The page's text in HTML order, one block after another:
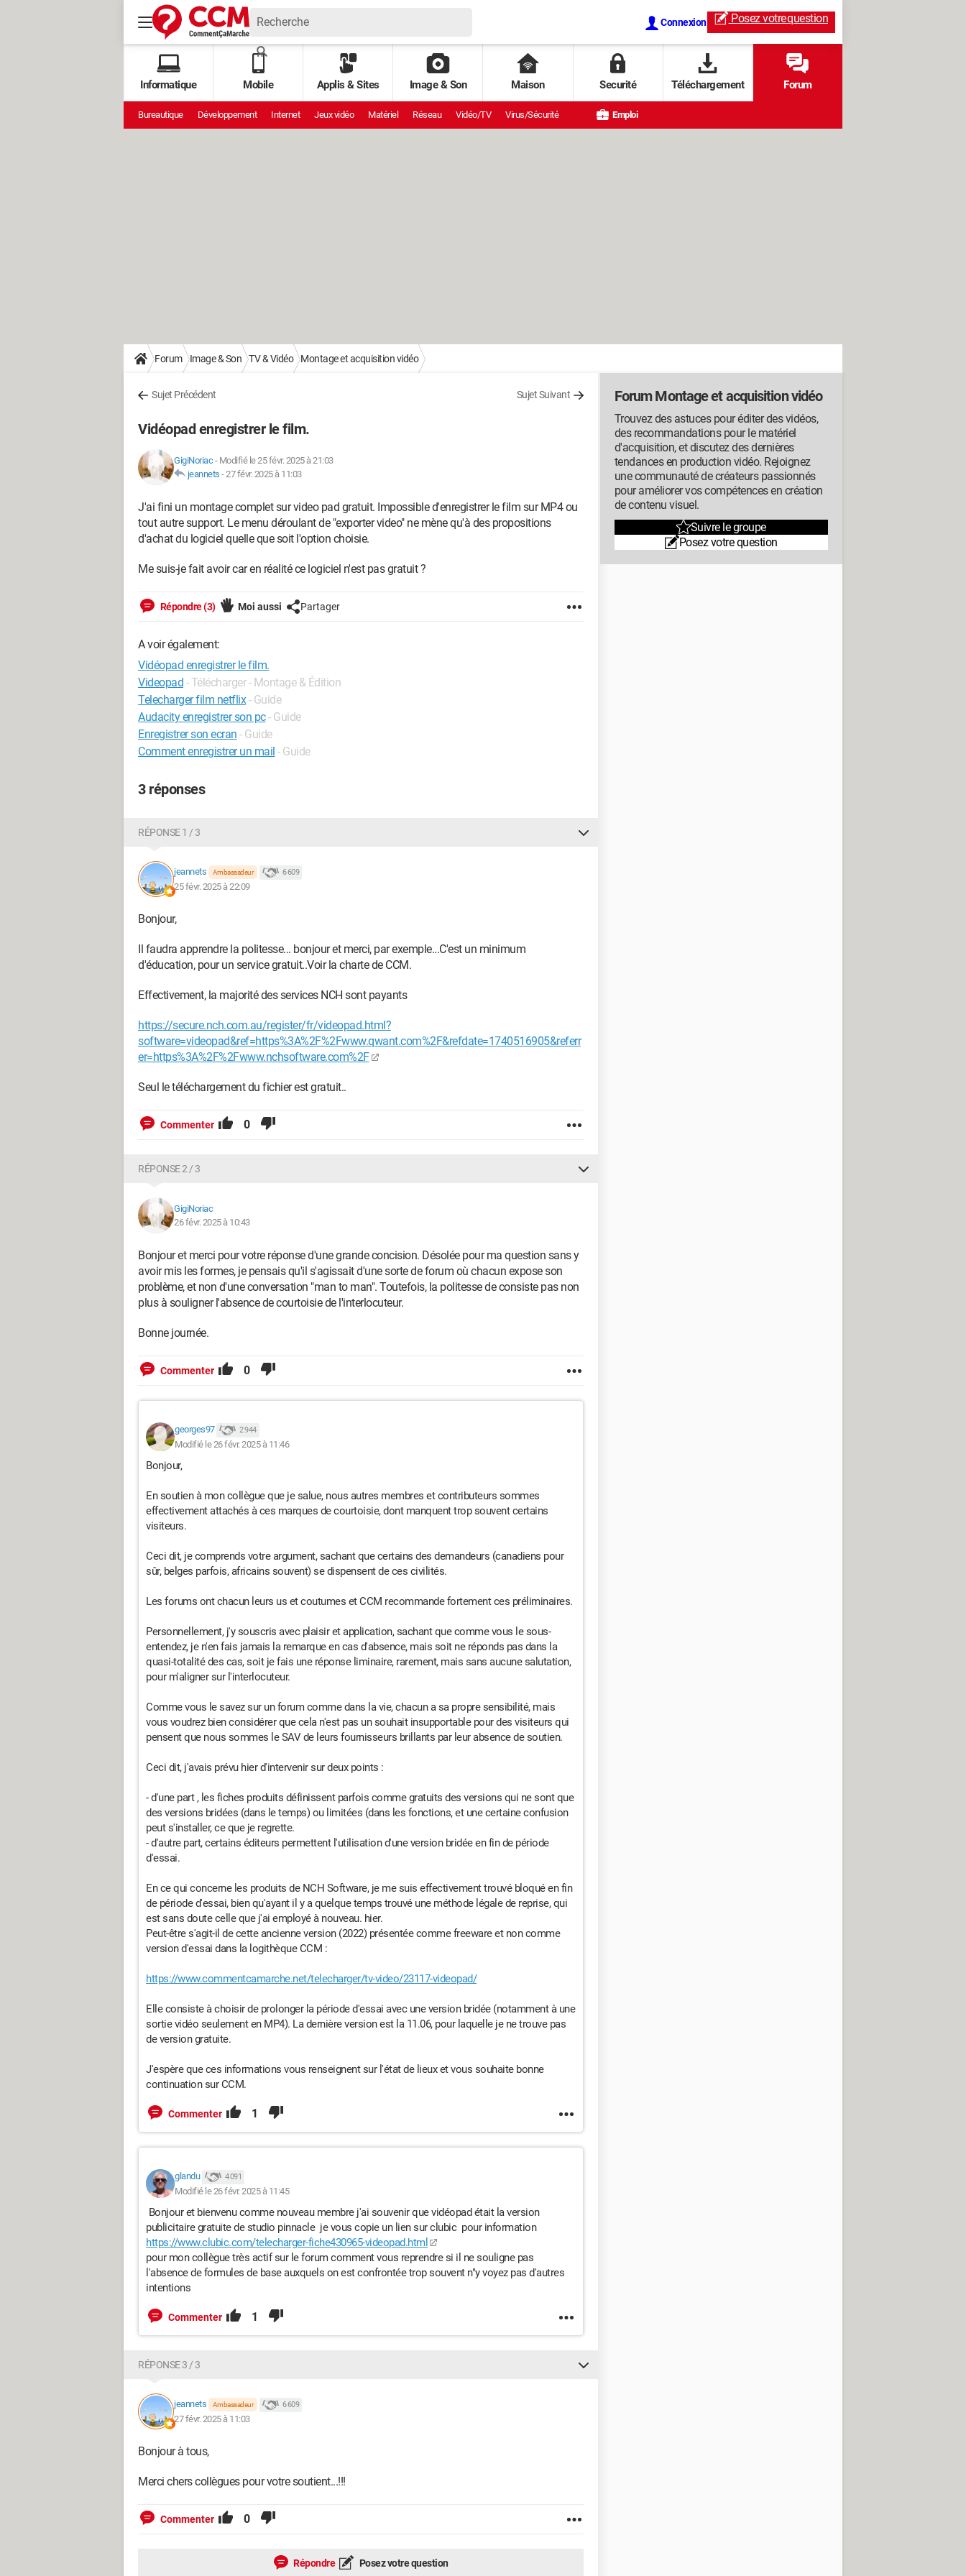
Connexion Posez votrequestion
Informatique Mobile Applis & Sites Image & Son Maison Securité Téléchargement Forum
Bureautique Développement Internet Jeux vidéo Matériel Réseau Vidéo/TV Virus/Sécurité Emploi
Forum Image & Son TV & Vidéo Montage et acquisition vidéo
Sujet Précédent Sujet Suivant
Vidéopad enregistrer le film.
GigiNoriac- Modifié le 25 févr. 2025 à 21:03
jeannets -27 févr. 2025 à 11:03
J'ai fini un montage complet sur video pad gratuit. Impossible d'enregistrer le film sur MP4 ou
tout autre support. Le menu déroulant de "exporter video" ne mène qu'à des propositions
d'achat du logiciel quelle que soit l'option choisie.
Me suis-je fait avoir car en réalité ce logiciel n'est pas gratuit ?
Répondre (3) Moi aussi Partager
A voir également:
Vidéopad enregistrer le film.
Videopad - Télécharger - Montage & Édition
Telecharger film netflix - Guide
Audacity enregistrer son pc- Guide
Enregistrer son ecran - Guide
Comment enregistrer un mail - Guide
3 réponses
RÉPONSE 1 / 3
jeannets Ambassadeur 6 609
25 févr. 2025 à 22:09
Bonjour,
Il faudra apprendre la politesse... bonjour et merci, par exemple...C'est un minimum
d'éducation, pour un service gratuit..Voir la charte de CCM.
Effectivement, la majorité des services NCH sont payants
https://secure.nch.com.au/register/fr/videopad.html?
software=videopad&ref=https%3A%2F%2Fwww.qwant.com%2F&refdate=1740516905&referr
er=https%3A%2F%2Fwww.nchsoftware.com%2F
Seul le téléchargement du fichier est gratuit..
Commenter 0
RÉPONSE 2 / 3
GigiNoriac
26 févr. 2025 à 10:43
Bonjour et merci pour votre réponse d'une grande concision. Désolée pour ma question sans y
avoir mis les formes, je pensais qu'il s'agissait d'une sorte de forum où chacun expose son
problème, et non d'une conversation "man to man". Toutefois, la politesse de consiste pas non
plus à souligner l'absence de courtoisie de l'interlocuteur.
Bonne journée.
Commenter 0
georges97 2 944
Modifié le 26 févr. 2025 à 11:46
Bonjour,
En soutien à mon collègue que je salue, nous autres membres et contributeurs sommes
effectivement attachés à ces marques de courtoisie, dont manquent trop souvent certains
visiteurs.
Ceci dit, je comprends votre argument, sachant que certains des demandeurs (canadiens pour
sûr, belges parfois, africains souvent) se dispensent de ces civilités.
Les forums ont chacun leurs us et coutumes et CCM recommande fortement ces préliminaires.
Personnellement, j'y souscris avec plaisir et application, sachant que comme vous le sous-
entendez, je n'en fais jamais la remarque en cas d'absence, mais soit ne réponds pas dans la
quasi-totalité des cas, soit je fais une réponse liminaire, rarement, mais sans aucune salutation,
pour m'aligner sur l'interlocuteur.
Comme vous le savez sur un forum comme dans la vie, chacun a sa propre sensibilité, mais
vous voudrez bien considérer que cela n'est pas un souhait insupportable pour des visiteurs qui
pensent que nous sommes le SAV de leurs fournisseurs brillants par leur absence de soutien.
Ceci dit, j'avais prévu hier d'intervenir sur deux points :
- d'une part , les fiches produits définissent parfois comme gratuits des versions qui ne sont que
des versions bridées (dans le temps) ou limitées (dans les fonctions, et une certaine confusion
peut s'installer, ce que je regrette.
- d'autre part, certains éditeurs permettent l'utilisation d'une version bridée en fin de période
d'essai.
En ce qui concerne les produits de NCH Software, je me suis effectivement trouvé bloqué en fin
de période d'essai, bien qu'ayant il y a quelque temps trouvé une méthode légale de reprise, qui
est sans doute celle que j'ai employé à nouveau. hier.
Peut-être s'agit-il de cette ancienne version (2022) présentée comme freeware et non comme
version d'essai dans la logithèque CCM :
https://www.commentcamarche.net/telecharger/tv-video/23117-videopad/
Elle consiste à choisir de prolonger la période d'essai avec une version bridée (notamment à une
sortie vidéo seulement en MP4). La dernière version est la 11.06, pour laquelle je ne trouve pas
de version gratuite.
J'espère que ces informations vous renseignent sur l'état de lieux et vous souhaite bonne
continuation sur CCM.
Commenter 1
glandu 4 091
Modifié le 26 févr. 2025 à 11:45
Bonjour et bienvenu comme nouveau membre j'ai souvenir que vidéopad était la version
publicitaire gratuite de studio pinnacle je vous copie un lien sur clubic pour information
https://www.clubic.com/telecharger-fiche430965-videopad.html
pour mon collègue très actif sur le forum comment vous reprendre si il ne souligne pas
l'absence de formules de base auxquels on est confrontée trop souvent n"y voyez pas d'autres
intentions
Commenter 1
RÉPONSE 3 / 3
jeannets Ambassadeur 6 609
27 févr. 2025 à 11:03
Bonjour à tous,
Merci chers collègues pour votre soutient...!!!
Commenter 0
Répondre Posez votre question
Forum Montage et acquisition vidéo
Trouvez des astuces pour éditer des vidéos,
des recommandations pour le matériel
d'acquisition, et discutez des dernières
tendances en production vidéo. Rejoignez
une communauté de créateurs passionnés
pour améliorer vos compétences en création
de contenu visuel.
Suivre le groupe
Posez votre question